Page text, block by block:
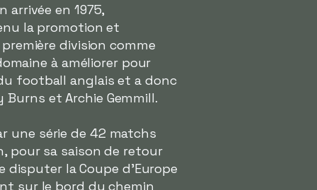
en 1975,
la promotion et
division comme
à améliorer pour
football anglais et a donc
et Archie Gemmill.
une série de 42 matchs
pour sa saison de retour
disputer la Coupe d'Europe
sur le bord du chemin